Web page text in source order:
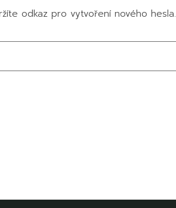
odkaz pro vytvoření nového hesla.